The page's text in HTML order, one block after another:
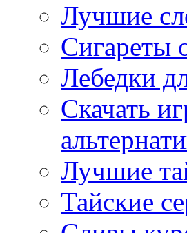
Лучшие
Сигареты
Лебедки
Скачать
Лучшие
Тайские